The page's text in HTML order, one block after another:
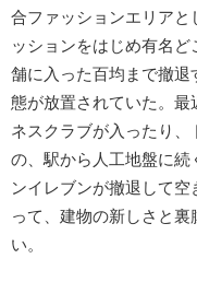
合ファッションエリアと
ッションをはじめ有名
舗に入った百均まで撤退
態が放置されていた。最
ネスクラブが入ったり
の、駅から人工地盤に
ンイレブンが撤退して
って、建物の新しさと
い。